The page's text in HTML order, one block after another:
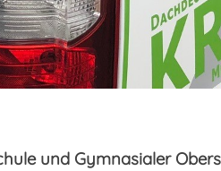
und Gymnasialer